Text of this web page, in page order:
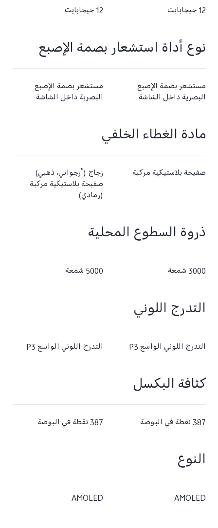
12 جيجابايت 12 جيجابايت
نوع أداة استشعار بصمة الإصبع
مستشعر بصمة الإصبع
البصرية داخل الشاشة
مستشعر بصمة الإصبع
البصرية داخل الشاشة
مادة الغطاء الخلفي
صفيحة بلاستيكية مركبة
زجاج (أرجواني، ذهبي)
صفيحة بلاستيكية مركبة
(رمادي)
ذروة السطوع المحلية
3000 شمعة 5000 شمعة
التدرج اللوني
التدرج اللوني الواسع P3 التدرج اللوني الواسع P3
كثافة البكسل
387 نقطة في البوصة‬ 387 نقطة في البوصة‬
النوع
AMOLED
AMOLED